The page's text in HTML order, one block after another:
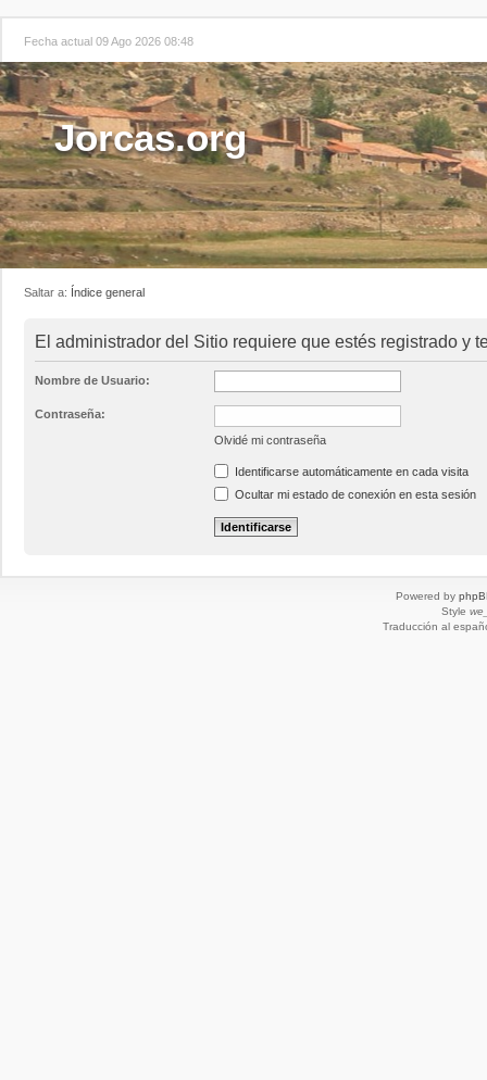
Fecha actual 09 Ago 2026 08:48
Jorcas.org
Saltar a: Índice general
El administrador del Sitio requiere que estés registrado y
Nombre de Usuario:
Contraseña:
Olvidé mi contraseña
Identificarse automáticamente en cada visita
Ocultar mi estado de conexión en esta sesión
Powered by
Style
Traducción al